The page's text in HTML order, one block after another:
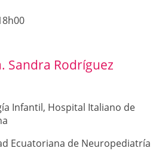
Sandra Rodríguez
Infantil, Hospital Italiano de
Ecuatoriana de Neuropediatría